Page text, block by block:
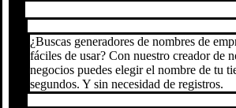
¿Buscas generadores de nombres de
fáciles de usar? Con nuestro creador de
negocios puedes elegir el nombre de tu
segundos. Y sin necesidad de registros.